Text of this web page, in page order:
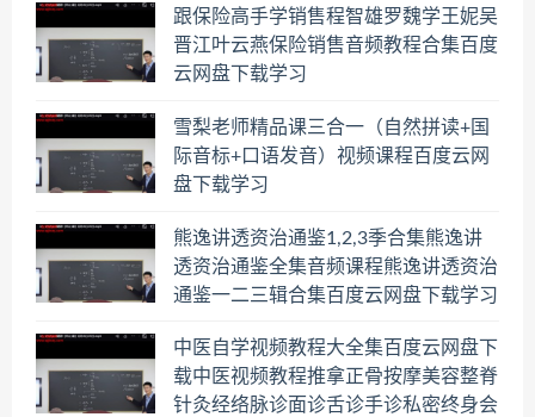
跟保险高手学销售程智雄罗魏学王妮吴
晋江叶云燕保险销售音频教程合集百度
云网盘下载学习
雪梨老师精品课三合一（自然拼读+国
际音标+口语发音）视频课程百度云网
盘下载学习
熊逸讲透资治通鉴1,2,3季合集熊逸讲
透资治通鉴全集音频课程熊逸讲透资治
通鉴一二三辑合集百度云网盘下载学习
中医自学视频教程大全集百度云网盘下
载中医视频教程推拿正骨按摩美容整脊
针灸经络脉诊面诊舌诊手诊私密终身会